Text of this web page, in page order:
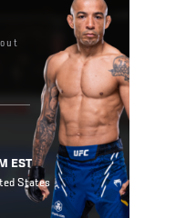
EST
States